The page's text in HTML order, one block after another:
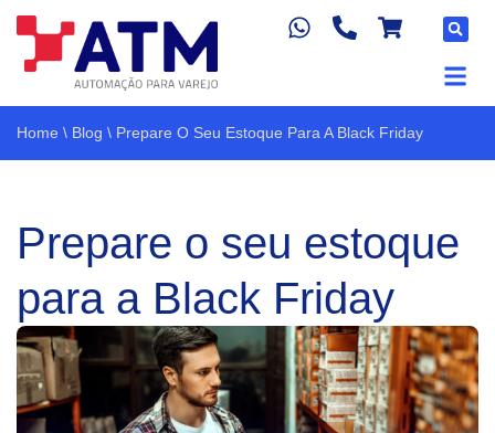
Home \ Blog \ Prepare O Seu Estoque Para A Black Friday
Prepare o seu estoque
para a Black Friday